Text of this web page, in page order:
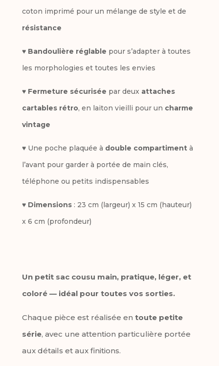
e
coton imprimé pour un mélange de style et de
résistance
♥ Bandoulière réglable pour s’adapter à toutes
les morphologies et toutes les envies
♥ Fermeture sécurisée par deux attaches
cartables rétro, en laiton vieilli pour un charme
vintage
♥ Une poche plaquée à double compartimentà
l’avant pour garder à portée de main clés,
téléphone ou petits indispensables
♥ Dimensions: 23 cm (largeur) x 15 cm (hauteur)
x 6 cm (profondeur)
Un petit sac cousu main, pratique, léger, et
coloré — idéal pour toutes vos sorties.
Chaque pièce est réalisée en toute petite
série, avec une attention particulière portée
aux détails et aux finitions.